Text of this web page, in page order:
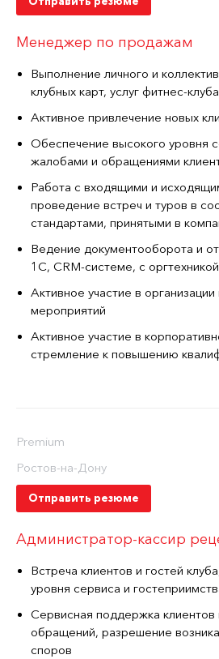
Менеджер по продажам
Выполнение личного и
клубных карт, услуг фитнес-клуба
Активное привлечение новых
Обеспечение высокого уровня
жалобами и обращениями
Работа с входящими и
проведение встреч и туров в
стандартами, принятыми в
Ведение документооборота и
1С, CRM-системе, с оргтехникой
Активное участие в
мероприятий
Активное участие в
стремление к повышению
Premium
Ростов-на-Дону
Отправить резюме
Администратор-кассир
Встреча клиентов и гостей
уровня сервиса и
Сервисная поддержка клиентов
обращений, разрешение
споров